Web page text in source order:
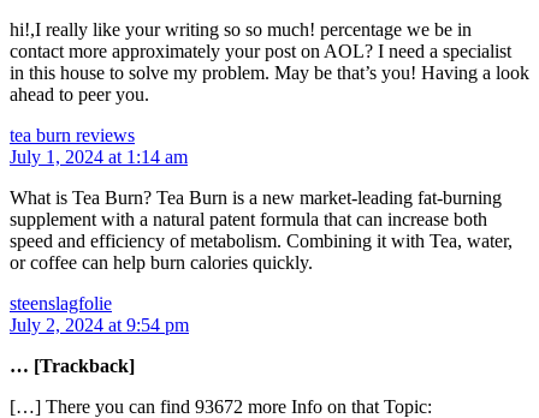
hi!,I really like your writing so so much! percentage we be in
contact more approximately your post on AOL? I need a specialist
in this house to solve my problem. May be that’s you! Having a look
ahead to peer you.
tea burn reviews
July 1, 2024 at 1:14 am
What is Tea Burn? Tea Burn is a new market-leading fat-burning
supplement with a natural patent formula that can increase both
speed and efficiency of metabolism. Combining it with Tea, water,
or coffee can help burn calories quickly.
steenslagfolie
July 2, 2024 at 9:54 pm
… [Trackback]
[…] There you can find 93672 more Info on that Topic: